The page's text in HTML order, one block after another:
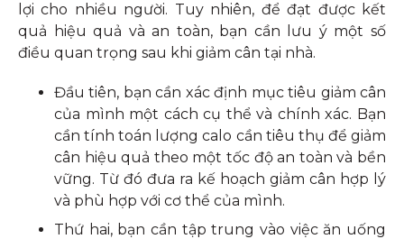
lợi cho nhiều người. Tuy nhiên, để đạt được kết
quả hiệu quả và an toàn, bạn cần lưu ý một số
điều quan trọng sau khi giảm cân tại nhà.
Đầu tiên, bạn cần xác định mục tiêu giảm cân
của mình một cách cụ thể và chính xác. Bạn
cần tính toán lượng calo cần tiêu thụ để giảm
cân hiệu quả theo một tốc độ an toàn và bền
vững. Từ đó đưa ra kế hoạch giảm cân hợp lý
và phù hợp với cơ thể của mình.
Thứ hai, bạn cần tập trung vào việc ăn uống